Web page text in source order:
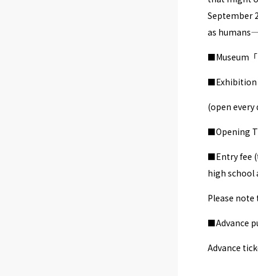
September
as
■Museum
■Exhibition
(open every
■Opening
■Entry fee
high school
Please
■Advance
Advance